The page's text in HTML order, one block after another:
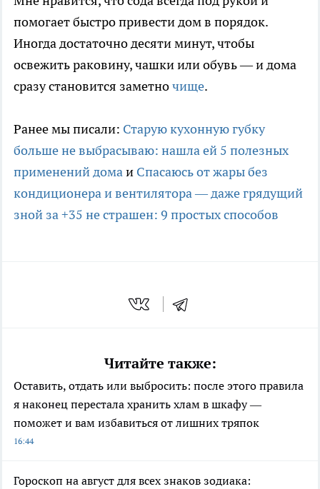
помогает быстро привести дом в порядок.
Иногда достаточно десяти минут, чтобы
освежить раковину, чашки или обувь — и дома
сразу становится заметночище.
Ранее мы писали: Старую кухонную губку
больше не выбрасываю: нашла ей 5 полезных
применений домаи Спасаюсь от жары без
кондиционера и вентилятора — даже грядущий
зной за +35 не страшен: 9 простых способов
Читайте также:
Оставить, отдать или выбросить: после этого правила
я наконец перестала хранить хлам в шкафу —
поможет и вам избавиться от лишних тряпок
16:44
Гороскоп на август для всех знаков зодиака: